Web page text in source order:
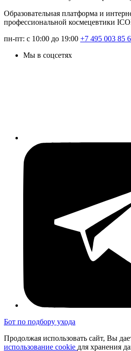
Образовательная платформа и
профессиональной космецевтики
пн-пт: с 10:00 до 19:00 +7 495 003 85
Мы в соцсетях
Бот по подбору ухода
Продолжая использовать сайт, Вы
использование cookie для хранения